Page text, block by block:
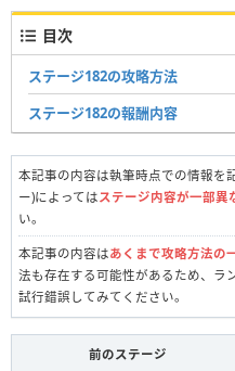
目次
ステージ182の攻略方法
ステージ182の報酬内容
本記事の内容は執筆時点での情報を
ー)によっては ステージ内容が一部異
い。
本記事の内容はあくまで攻略方法の
法も存在する可能性があるため、ラ
試行錯誤してみてください。
前のステージ